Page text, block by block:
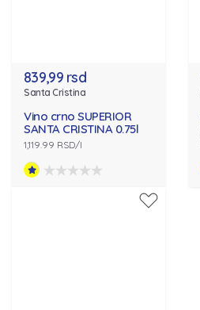
839,99 rsd
Santa Cristina
Vino crno SUPERIOR
SANTA CRISTINA 0.75l
1,119.99 RSD/l